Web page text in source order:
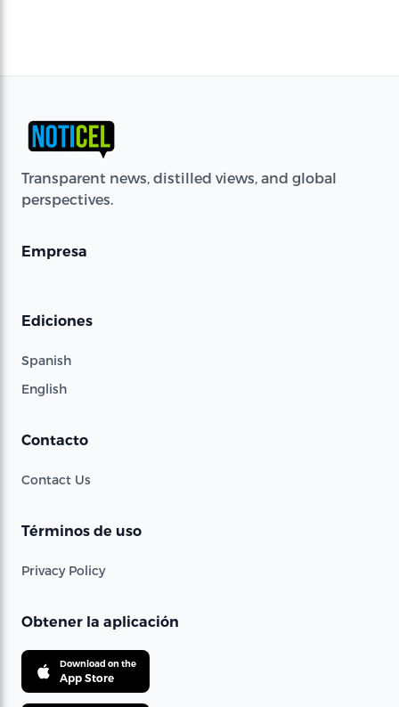
Transparent news, distilled views, and global
perspectives.
Empresa
Ediciones
Spanish
English
Contacto
Contact Us
Términos de uso
Privacy Policy
Obtener la aplicación
Download on the
App Store